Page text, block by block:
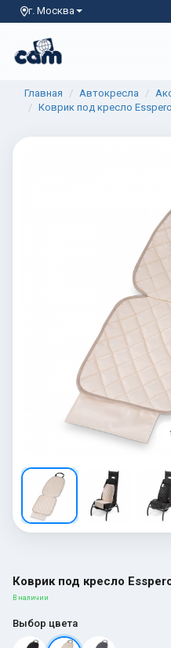
г. Москва
Главная Автокресла
Коврик под кресло
Коврик под кресло
В наличии
Выбор цвета